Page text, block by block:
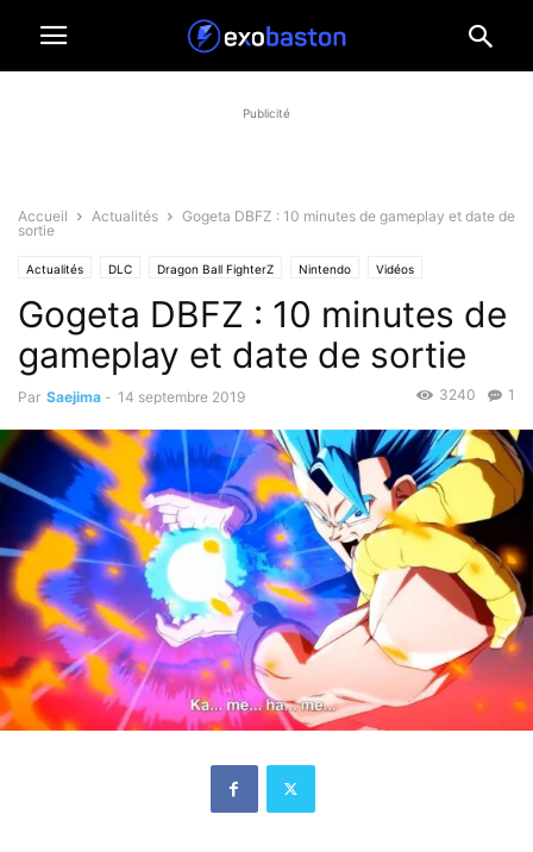
Publicité
Accueil Actualités
Gogeta DBFZ : 10 minutes de gameplay et date de
sortie
Actualités DLC Dragon Ball FighterZ Nintendo Vidéos
Gogeta DBFZ : 10 minutes de
gameplay et date de sortie
Par Saejima - 14 septembre 2019 1
3240